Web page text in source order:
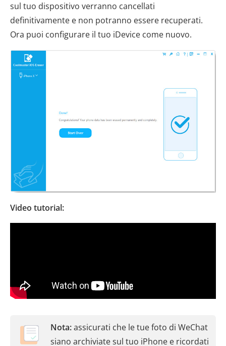
sul tuo dispositivo verranno cancellati
definitivamente e non potranno essere recuperati.
Ora puoi configurare il tuo iDevice come nuovo.
Video tutorial:
Nota:assicurati che le tue foto di WeChat
siano archiviate sul tuo iPhone e ricordati